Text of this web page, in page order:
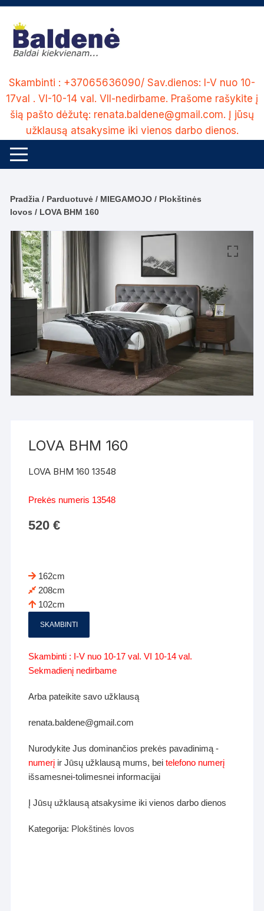
Skip
content
Skambinti : +37065636090/ Sav.dienos: I-V nuo 10-
17val . VI-10-14 val. VII-nedirbame. Prašome rašykite į
šią pašto dėžutę: renata.baldene@gmail.com. Į jūsų
užklausą atsakysime iki vienos darbo dienos.
Pradžia / Parduotuvė / MIEGAMOJO / Plokštinės
lovos / LOVA BHM 160
LOVA BHM 160
LOVA BHM 160 13548
Prekės numeris 13548
520€
162cm
208cm
102cm
SKAMBINTI
Skambinti : I-V nuo 10-17 val. VI 10-14 val.
Sekmadienį nedirbame
Arba pateikite savo užklausą
renata.baldene@gmail.com
Nurodykite Jus dominančios prekės pavadinimą -
numerį ir Jūsų užklausą mums, beitelefono numerį
išsamesnei-tolimesnei informacijai
Į Jūsų užklausą atsakysime iki vienos darbo dienos
Kategorija: Plokštinės lovos